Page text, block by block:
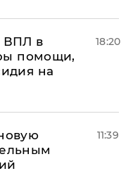
ВПЛ в
помощи,
на
18:20
11:39